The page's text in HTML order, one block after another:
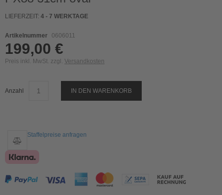
LIEFERZEIT: 4 - 7 WERKTAGE
Artikelnummer 0606011
199,00 €
Preis inkl. MwSt. zzgl. Versandkosten
Anzahl IN DEN WARENKORB
Staffelpreise anfragen
of
images
gallery